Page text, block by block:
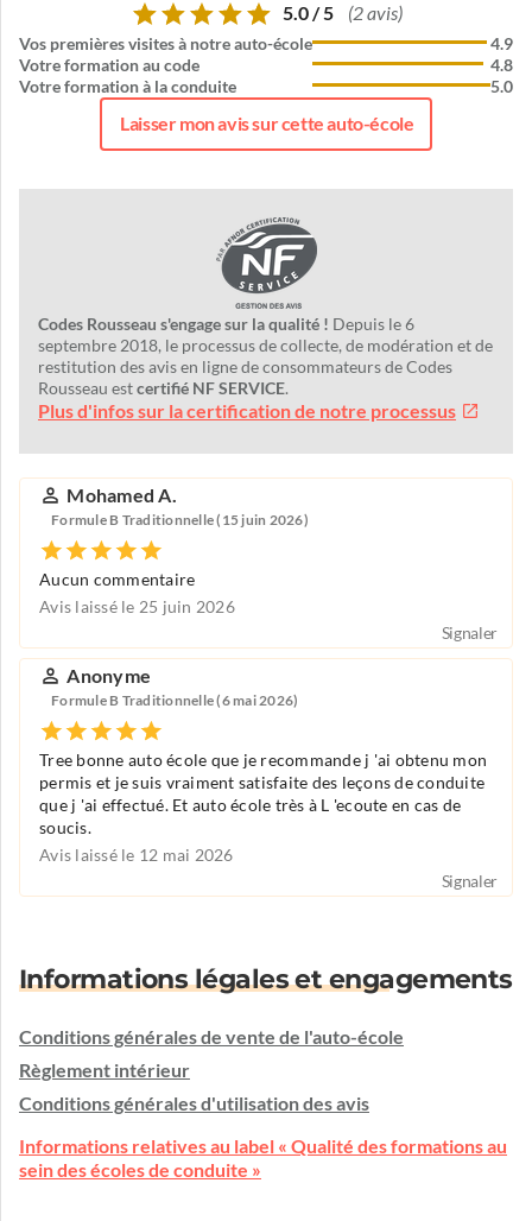
5.0 / 5 (2 avis)
Vos premières visites à notre auto-école
Votre formation au code
Votre formation à la conduite
4.9
4.8
5.0
Laisser mon avis sur cette auto-école
Codes Rousseau s'engage sur la qualité ! Depuis le 6
septembre 2018, le processus de collecte, de modération et de
restitution des avis en ligne de consommateurs de Codes
Rousseau estcertifié NF SERVICE.
Plus d'infos sur la certification de notre processus
Mohamed A.
Formule B Traditionnelle (15 juin 2026)
Aucun commentaire
Avis laissé le 25 juin 2026
Signaler
Anonyme
Formule B Traditionnelle (6 mai 2026)
Tree bonne auto école que je recommande j 'ai obtenu mon
permis et je suis vraiment satisfaite des leçons de conduite
que j 'ai effectué. Et auto école très à L 'ecoute en cas de
soucis.
Avis laissé le 12 mai 2026
Signaler
Informations légales et engagements
Conditions générales de vente de l'auto-école
Règlement intérieur
Conditions générales d'utilisation des avis
Informations relatives au label « Qualité des formations au
sein des écoles de conduite »